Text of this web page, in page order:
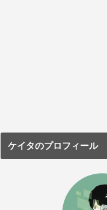
ケイタのプロフィール